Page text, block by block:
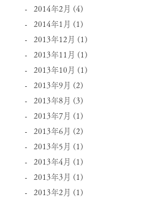
2014年2月 (4)
2014年1月 (1)
2013年12月 (1)
2013年11月 (1)
2013年10月 (1)
2013年9月 (2)
2013年8月 (3)
2013年7月 (1)
2013年6月 (2)
2013年5月 (1)
2013年4月 (1)
2013年3月 (1)
2013年2月 (1)